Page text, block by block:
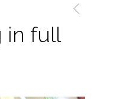
in full